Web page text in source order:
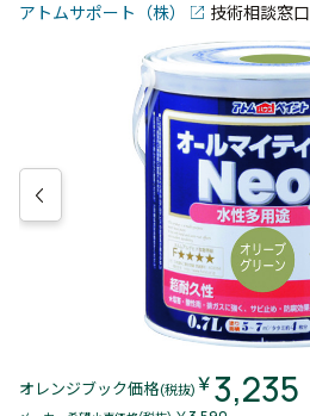
アトムサポート（株） 技術相談窓口
オレンジブック価格(税抜) ￥3,235